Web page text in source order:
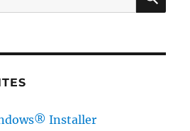
Installer